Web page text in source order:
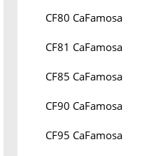
CF80 CaFamosa
CF81 CaFamosa
CF85 CaFamosa
CF90 CaFamosa
CF95 CaFamosa